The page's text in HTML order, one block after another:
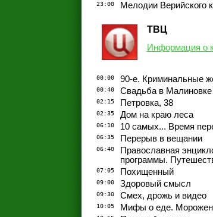
23:00 Мелодии Верийского
ТВЦ
Информация о
00:00 90-е. Криминальные
00:40 Свадьба в Малиновке
02:15 Петровка, 38
02:35 Дом на краю леса
06:10 10 самых... Время
06:35 Перерыв в вещании
06:40
Православная
программы.
07:05 Похищенный
09:00 Здоровый смысл
09:30 Смех, дрожь и видео
10:05 Мифы о еде.